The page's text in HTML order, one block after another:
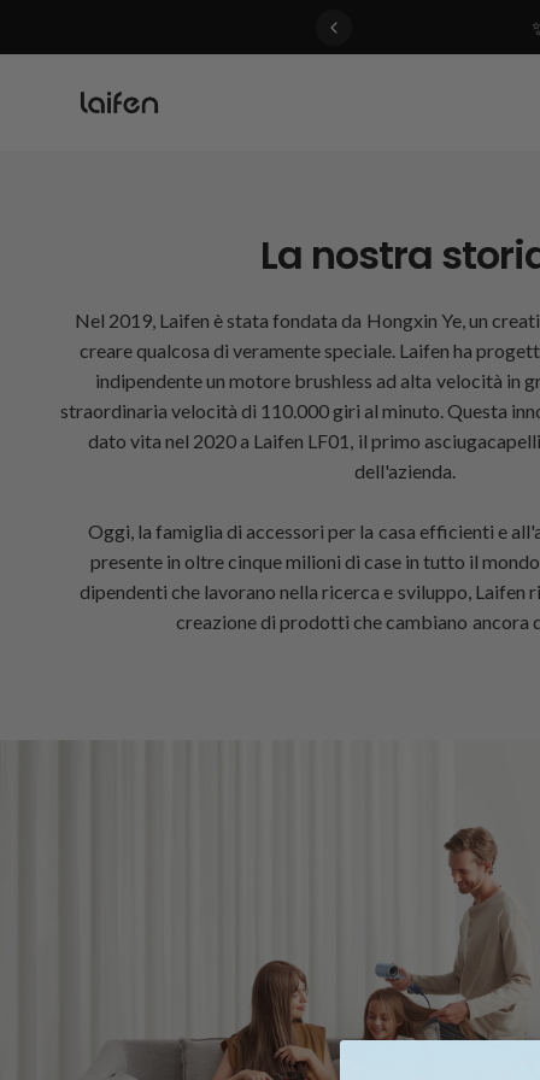
La nostra
Nel 2019, Laifen è stata fondata da Hongxin Ye, un
creare qualcosa di veramente speciale. Laifen ha
indipendente un motore brushless ad alta velocità in
straordinaria velocità di 110.000 giri al minuto. Questa
dato vita nel 2020 a Laifen LF01, il primo
dell'azienda.
Oggi, la famiglia di accessori per la casa efficienti e
presente in oltre cinque milioni di case in tutto il
dipendenti che lavorano nella ricerca e sviluppo, Laifen
creazione di prodotti che cambiano ancora